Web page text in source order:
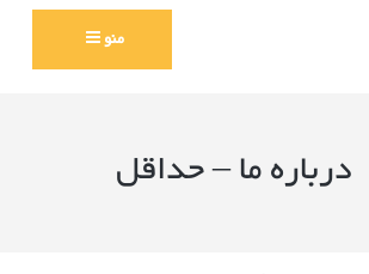
منو
درباره ما – حداقل